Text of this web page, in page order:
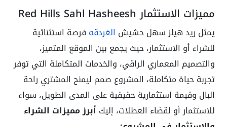
مميزات الاستثمار Red Hills Sahl Hasheesh
يمثل ريد هيلز سهل حشيش الغردقه فرصة استثنائية
للشراء أو الاستثمار، حيث يجمع بين الموقع المتميز،
والتصميم المعماري الراقي، والخدمات المتكاملة التي توفر
تجربة حياة متكاملة، المشروع صمم ليمنح المشتري راحة
البال وقيمة استثمارية حقيقية على المدى الطويل، سواء
للاستثمار أو لقضاء العطلات، إليك أبرز مميزات الشراء